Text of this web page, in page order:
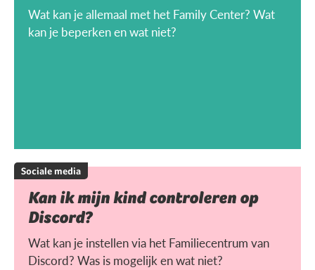
Wat kan je allemaal met het Family Center? Wat
kan je beperken en wat niet?
Sociale media
Kan ik mijn kind controleren op
Discord?
Wat kan je instellen via het Familiecentrum van
Discord? Was is mogelijk en wat niet?